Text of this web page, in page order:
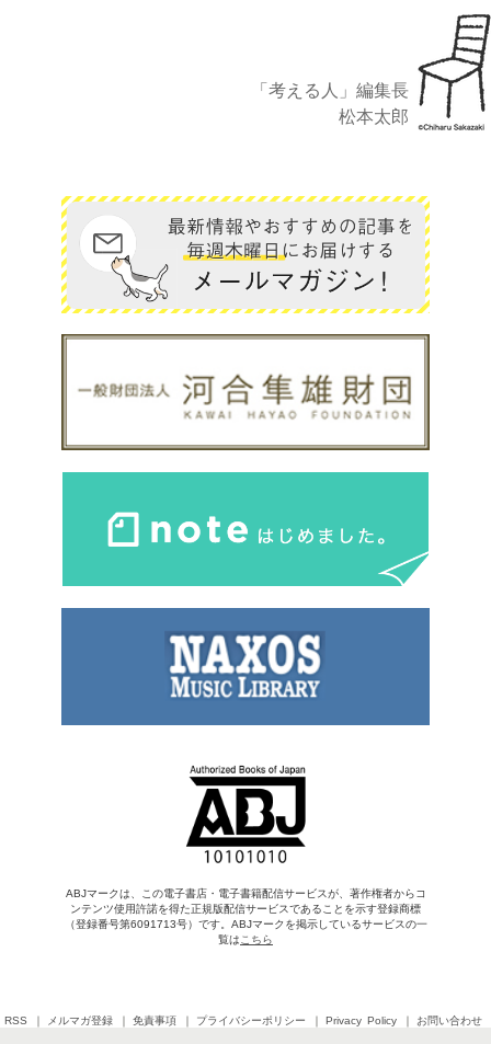
「考える人」編集長
松本太郎
ABJマークは、この電子書店・電子書籍配信サービスが、著作権者からコ
ンテンツ使用許諾を得た正規版配信サービスであることを示す登録商標
（登録番号第6091713号）です。ABJマークを掲示しているサービスの一
覧はこちら
RSS メルマガ登録 免責事項 プライバシーポリシー Privacy Policy お問い合わせ